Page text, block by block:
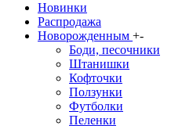
Новинки
Распродажа
Новорожденным +-
Боди, песочники
Штанишки
Кофточки
Ползунки
Футболки
Пеленки